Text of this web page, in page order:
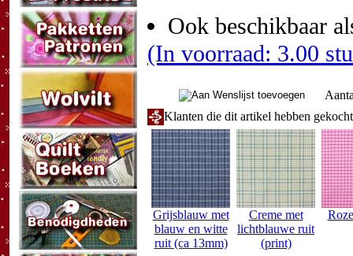
Ook beschikbaar
(In voorraad: 3.00
Klanten die dit artikel hebben
Grijsblauw met
blauw en witte
ruit (ca 13mm)
Creme met
lichtblauwe ruit
(print)